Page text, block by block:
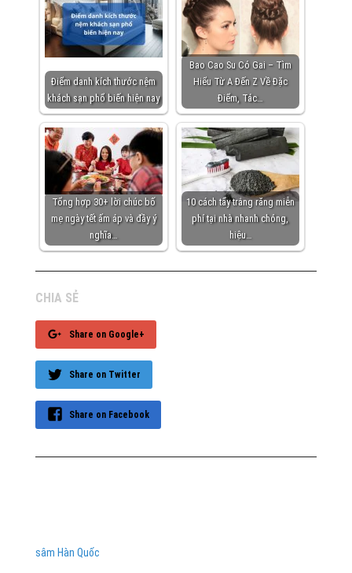
Điểm danh kích thước nệm
khách sạn phổ biến hiện nay
Bao Cao Su Có Gai – Tìm
Hiểu Từ A Đến Z Về Đặc
Điểm, Tác…
Tổng hợp 30+ lời chúc bố
mẹ ngày tết ấm áp và đầy ý
nghĩa…
10 cách tẩy trắng răng miễn
phí tại nhà nhanh chóng,
hiệu…
CHIA SẺ
Share on Google+
Share on Twitter
Share on Facebook
sâm Hàn Quốc